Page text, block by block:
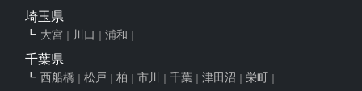
埼玉県
大宮 川口 浦和
千葉県
西船橋 松戸 柏 市川 千葉 津田沼 栄町